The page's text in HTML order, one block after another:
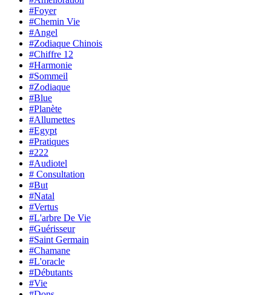
#Foyer
#Chemin Vie
#Angel
#Zodiaque Chinois
#Chiffre 12
#Harmonie
#Sommeil
#Zodiaque
#Blue
#Planète
#Allumettes
#Egypt
#Pratiques
#222
#Audiotel
# Consultation
#But
#Natal
#Vertus
#L'arbre De Vie
#Guérisseur
#Saint Germain
#Chamane
#L'oracle
#Débutants
#Vie